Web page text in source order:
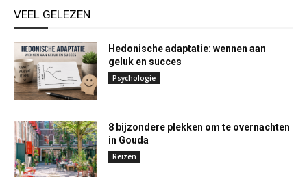
VEEL GELEZEN
Hedonische adaptatie: wennen aan
geluk en succes
Psychologie
8 bijzondere plekken om te overnachten
in Gouda
Reizen